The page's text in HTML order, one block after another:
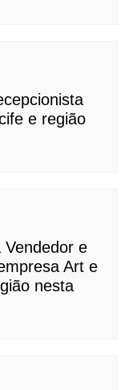
e região
Vendedor e
Art e
nesta